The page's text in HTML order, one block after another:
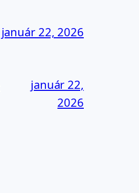
január 22, 2026
január 22,
2026